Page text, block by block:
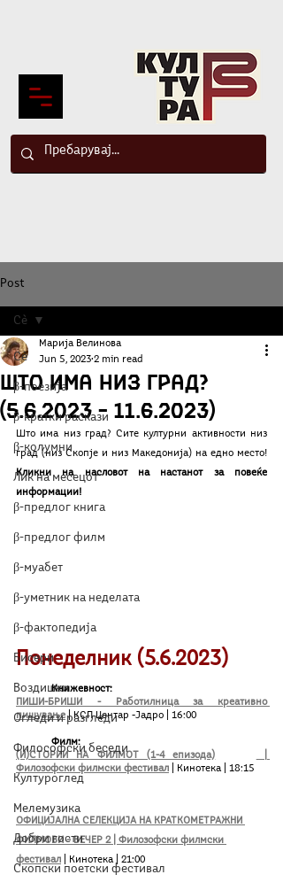
Post
Сè
β-поезија
β-кратки раскази
β-колумни
Лик на месецот
β-предлог книга
β-предлог филм
β-муабет
β-уметник на неделата
β-фактопедија
Бисери
Воздишки
Огледи и разгледи
Философски беседи
Културоглед
Мелемузика
Добри гости
Скопски поетски фестивал
Сè
Што има низ град?
(5.6.2023 – 11.6.2023)
Марија Велинова
Jun 5, 2023 2 min read
Што има низ град? Сите културни активности низ
Кликни на насловот на настанот за повеќе
информации!
Понеделник (5.6.2023)
	Книжевност:
ПИШИ-БРИШИ - Работилница за креативно
пишување | КСП Центар -Јадро | 16:00
Филм:
(И)СТОРИИ НА ФИЛМОТ (1-4 епизода)	 |
Филозофски филмски фестивал
| Кинотека | 18:15
ОФИЦИЈАЛНА СЕЛЕКЦИЈА НА КРАТКОМЕТРАЖНИ
ФИЛМОВИ – ВЕЧЕР 2 | Филозофски филмски
фестивал
| Кинотека | 21:00